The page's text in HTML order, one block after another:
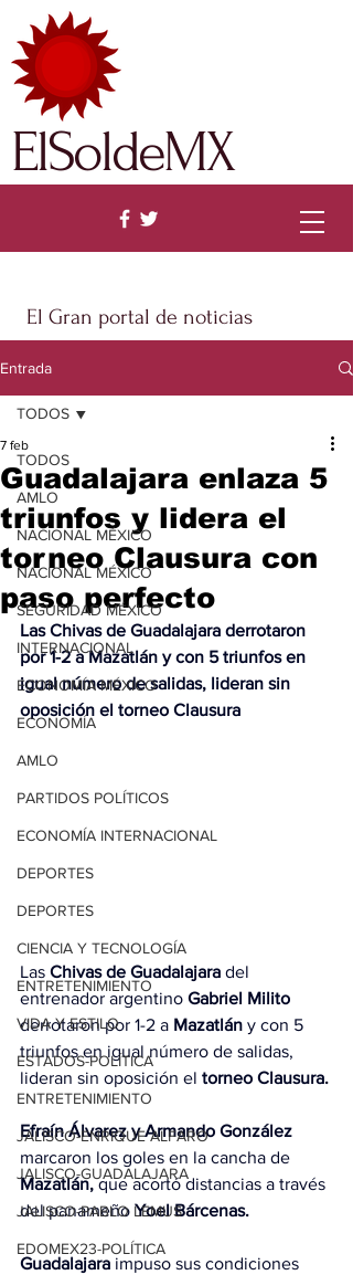
El Gran portal de noticias
ElSoldeMX
Entrada
TODOS
AMLO
NACIONAL MÉXICO
NACIONAL MÉXICO
SEGURIDAD MÉXICO
INTERNACIONAL
ECONOMÍA MÉXICO
ECONOMÍA
AMLO
PARTIDOS POLÍTICOS
ECONOMÍA INTERNACIONAL
DEPORTES
DEPORTES
CIENCIA Y TECNOLOGÍA
ENTRETENIMIENTO
VIDA Y ESTILO
ESTADOS-POLÍTICA
ENTRETENIMIENTO
JALISCO-ENRIQUE ALFARO
JALISCO-GUADALAJARA
JALISCO-PABLO LEMUS
EDOMEX23-POLÍTICA
TODOS
Guadalajara enlaza 5
triunfos y lidera el
torneo Clausura con
paso perfecto
7 feb
Las Chivas de Guadalajara derrotaron
por 1-2 a Mazatlán y con 5 triunfos en
igual número de salidas, lideran sin
oposición el torneo Clausura
Las Chivas de Guadalajara del
entrenador argentino Gabriel Milito
derrotaron por 1-2 a Mazatlán y con 5
triunfos en igual número de salidas,
lideran sin oposición el torneo Clausura.
Efraín Álvarez y Armando González
marcaron los goles en la cancha de
Mazatlán, que acortó distancias a través
del panameño Yoel Bárcenas.
Guadalajara impuso sus condiciones